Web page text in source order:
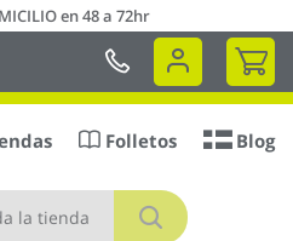
en 48 a 72hr
Mi
Buscar
Folletos Blog